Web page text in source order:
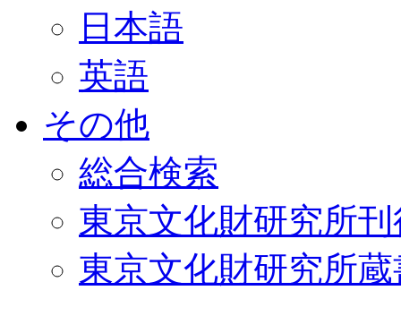
日本語
英語
その他
総合検索
東京文化財研究所
東京文化財研究所